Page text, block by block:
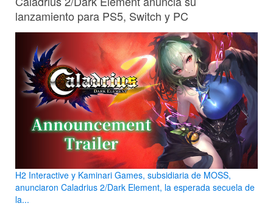
lanzamiento para PS5, Switch y PC
H2 Interactive y Kaminari Games, subsidiaria de MOSS,
anunciaron Caladrius 2/Dark Element, la esperada secuela de
la...